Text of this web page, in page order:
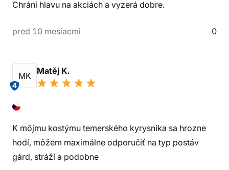
Chráni hlavu na akciách a vyzerá dobre.
pred 10 mesiacmi 0
MK
4
Matěj K.
K môjmu kostýmu temerského kyrysníka sa hrozne
hodí, môžem maximálne odporučiť na typ postáv
gárd, stráží a podobne